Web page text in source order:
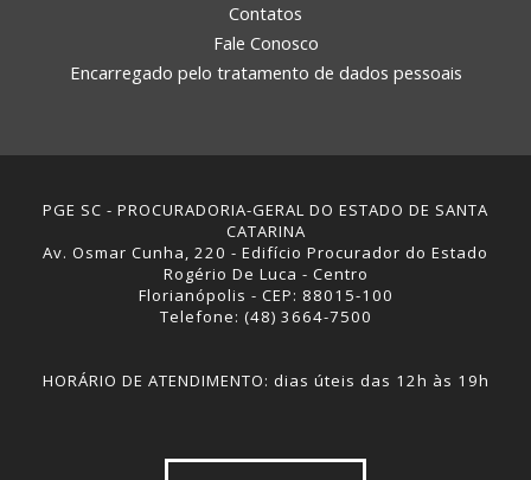
Contatos
Fale Conosco
Encarregado pelo tratamento de dados pessoais
PGE SC - PROCURADORIA-GERAL DO ESTADO DE SANTA
CATARINA
Av. Osmar Cunha, 220 - Edifício Procurador do Estado
Rogério De Luca - Centro
Florianópolis - CEP: 88015-100
Telefone: (48) 3664-7500
HORÁRIO DE ATENDIMENTO: dias úteis das 12h às 19h